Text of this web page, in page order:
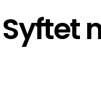
Syftet